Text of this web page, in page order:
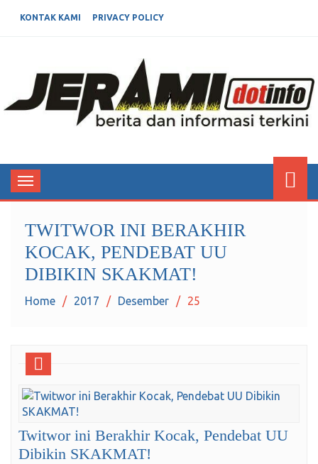
KONTAK KAMI PRIVACY POLICY
JERAMIDOTINFO
Toggle
navigation
TWITWOR INI BERAKHIR
KOCAK, PENDEBAT UU
DIBIKIN SKAKMAT!
Home 2017 Desember 25
Twitwor ini Berakhir Kocak, Pendebat UU
Dibikin SKAKMAT!